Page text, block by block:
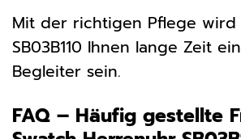
Mit der richtigen Pflege wird
SB03B110 Ihnen lange Zeit
Begleiter sein.
FAQ – Häufig gestellte